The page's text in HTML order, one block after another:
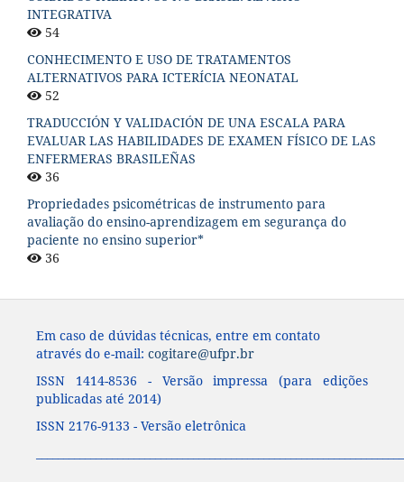
INTEGRATIVA
54
CONHECIMENTO E USO DE TRATAMENTOS
ALTERNATIVOS PARA ICTERÍCIA NEONATAL
52
TRADUCCIÓN Y VALIDACIÓN DE UNA ESCALA PARA
EVALUAR LAS HABILIDADES DE EXAMEN FÍSICO DE LAS
ENFERMERAS BRASILEÑAS
36
Propriedades psicométricas de instrumento para
avaliação do ensino-aprendizagem em segurança do
paciente no ensino superior*
36
Em caso de dúvidas técnicas, entre em contato
através do e-mail: cogitare@ufpr.br
ISSN 1414-8536 - Versão impressa (para edições
publicadas até 2014)
ISSN 2176-9133 - Versão eletrônica